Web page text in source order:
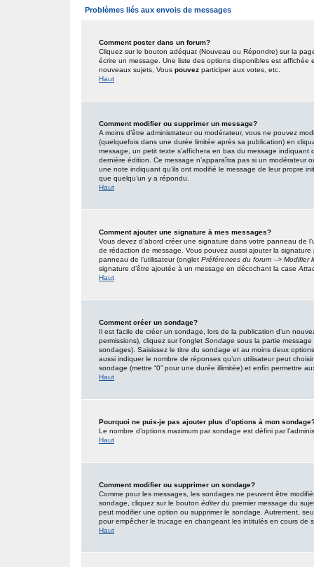
Problèmes liés aux envois de messages
Comment poster dans un forum?
Cliquez sur le bouton adéquat (Nouveau ou Répondre) sur la
écrire un message. Une liste des options disponibles est
nouveaux sujets, Vous pouvez participer aux votes, etc.
Haut
Comment modifier ou supprimer un message?
A moins d’être administrateur ou modérateur, vous ne pouvez
(quelquefois dans une durée limitée après sa publication) en
message, un petit texte s’affichera en bas du message indiquant
dernière édition. Ce message n’apparaîtra pas si un modérateur
une note indiquant qu’ils ont modifié le message de leur propre
que quelqu’un y a répondu.
Haut
Comment ajouter une signature à mes messages?
Vous devez d’abord créer une signature dans votre panneau de
de rédaction de message. Vous pouvez aussi ajouter la
panneau de l’utilisateur (onglet Préférences du forum --> Modifier
signature d’être ajoutée à un message en décochant la case
Haut
Comment créer un sondage?
Il est facile de créer un sondage, lors de la publication d’un
permissions), cliquez sur l’onglet Sondage sous la partie
sondages). Saisissez le titre du sondage et au moins deux
aussi indiquer le nombre de réponses qu’un utilisateur peut
sondage (mettre “0” pour une durée illimitée) et enfin permettre
Haut
Pourquoi ne puis-je pas ajouter plus d’options à mon
Le nombre d’options maximum par sondage est défini par
Haut
Comment modifier ou supprimer un sondage?
Comme pour les messages, les sondages ne peuvent être
sondage, cliquez sur le bouton éditerdu premier message du
peut modifier une option ou supprimer le sondage. Autrement,
pour empêcher le trucage en changeant les intitulés en cours de
Haut